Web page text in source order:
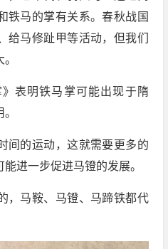
铁马的掌有关系。春秋战国
给马修趾甲等活动，但我们
表明铁马掌可能出现于隋
间的运动，这就需要更多的
进一步促进马镫的发展。
，马鞍、马镫、马蹄铁都代